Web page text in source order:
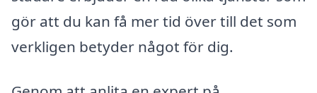
gör att du kan få mer tid över till det som
verkligen betyder något för dig.